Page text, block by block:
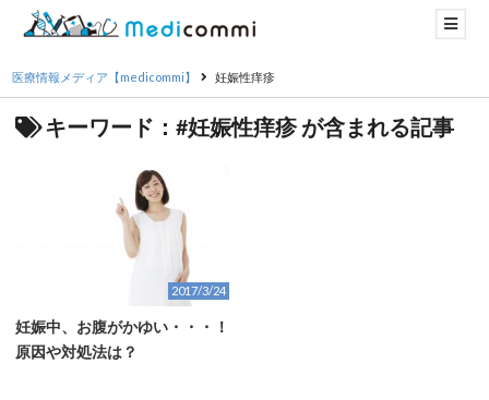
医療情報メディア【medicommi】 妊娠性痒疹
キーワード：#妊娠性痒疹 が含まれる記事
2017/3/24
妊娠中、お腹がかゆい・・・！
原因や対処法は？